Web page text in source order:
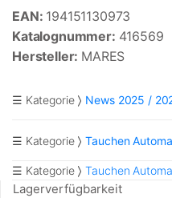
EAN: 194151130973
Katalognummer: 416569
Hersteller: MARES
☰ Kategorie News 2025 /
☰ Kategorie Tauchen
☰ Kategorie Tauchen
Lagerverfügbarkeit